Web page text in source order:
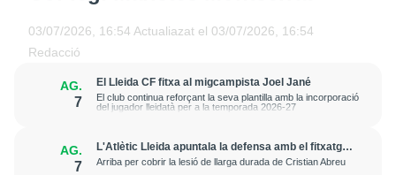
ESPORTS
03/07/2026, 16:54 Actualiazat el 03/07/2026, 16:54
Redacció
AG.
7
El Lleida CF fitxa al migcampista Joel Jané
El club continua reforçant la seva plantilla amb la incorporació
del jugador lleidatà per a la temporada 2026-27
AG.
7
L'Atlètic Lleida apuntala la defensa amb el fitxatge
del central Fer Romero
Arriba per cobrir la lesió de llarga durada de Cristian Abreu